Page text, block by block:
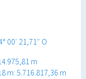
00′ 21,71″ O
m
m: 5.716.817,36 m